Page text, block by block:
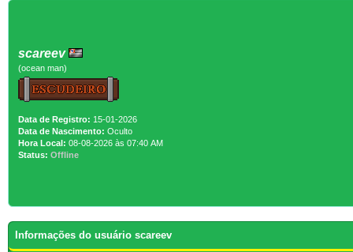
scareev
(ocean man)
Data de Registro: 15-01-2026
Data de Nascimento: Oculto
Hora Local: 08-08-2026 às 07:40 AM
Status: Offline
Informações do usuário scareev